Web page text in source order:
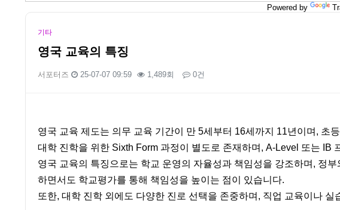
Powered by
기타
영국 교육의 특징
서포터즈 25-07-07 09:59 1,489회 0건
영국 교육 제도는 의무 교육 기간이 만 5세부터 16세까지 11년이며, 초
대학 진학을 위한 Sixth Form 과정이 별도로 존재하며, A-Level 또는 IB
영국 교육의 특징으로는 학교 운영의 자율성과 책임성을 강조하며, 정
하면서도 학교평가를 통해 책임성을 높이는 점이 있습니다.
또한, 대학 진학 외에도 다양한 진로 선택을 존중하며, 직업 교육이나